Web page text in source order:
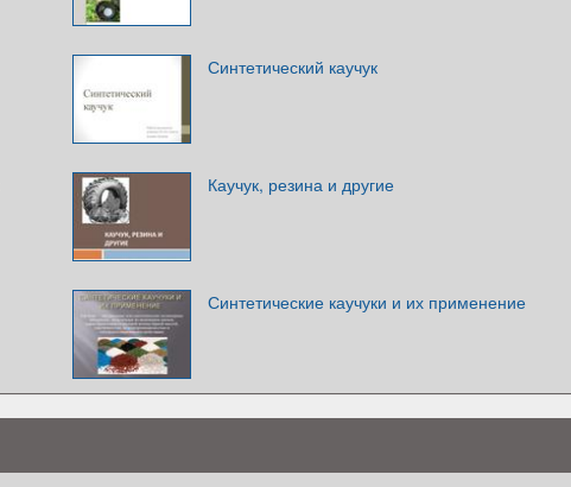
Синтетический каучук
Каучук, резина и другие
Синтетические каучуки и их применение